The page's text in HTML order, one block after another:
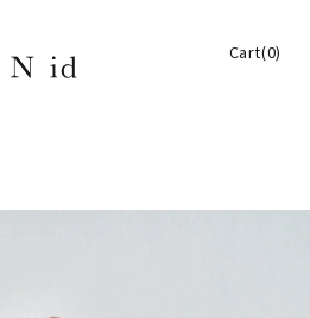
Cart(0)